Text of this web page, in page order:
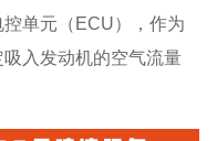
单元（ECU），作为
入发动机的空气流量